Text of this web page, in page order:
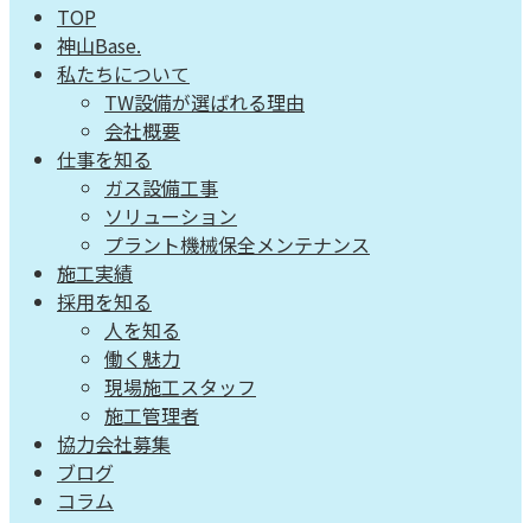
TOP
神山Base.
私たちについて
TW設備が選ばれる理由
会社概要
仕事を知る
ガス設備工事
ソリューション
プラント機械保全メンテナンス
施工実績
採用を知る
人を知る
働く魅力
現場施工スタッフ
施工管理者
協力会社募集
ブログ
コラム